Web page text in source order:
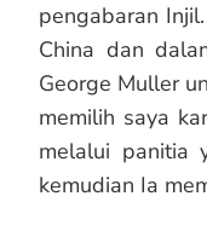
pengabaran
China dan
George Muller
memilih saya
melalui panitia
kemudian Ia